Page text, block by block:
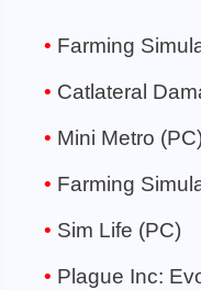
Farming
Catlateral
Mini Metro (PC)
Farming
Sim Life (PC)
Plague Inc: